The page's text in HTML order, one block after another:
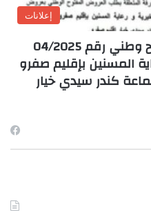
إعلانات
إعلان عن طلب عروض مفتوح وطني رقم 04/2025
المسنين بإقليم صفرو
كندر سيدي خيار